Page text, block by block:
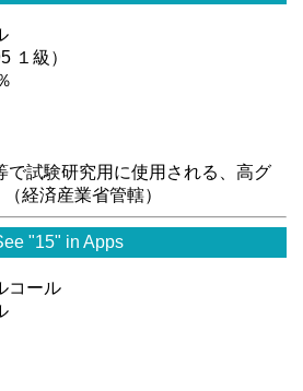
１級）
で試験研究用に使用される、高グ
経済産業省管轄）
"15" in Apps
コール